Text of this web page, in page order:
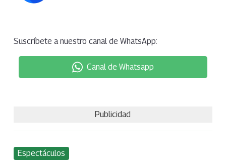
Suscríbete a nuestro canal de WhatsApp:
Canal de Whatsapp
Publicidad
Espectáculos